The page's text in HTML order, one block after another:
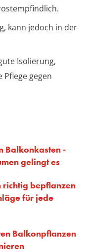
kann jedoch in der
Isolierung,
gegen
Balkonkasten -
gelingt es
richtig bepflanzen
für jede
Balkonpflanzen